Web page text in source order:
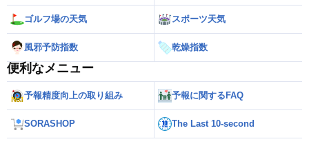
ゴルフ場の天気 スポーツ天気
風邪予防指数 乾燥指数
便利なメニュー
予報精度向上の取り組み 予報に関するFAQ
SORASHOP The Last 10-second